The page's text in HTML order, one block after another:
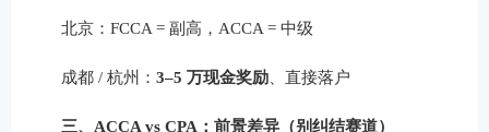
北京：FCCA = 副高，ACCA = 中级
成都 / 杭州： 3–5 万现金奖励、直接落户
三、ACCA vs CPA：前景差异（别纠结赛道）